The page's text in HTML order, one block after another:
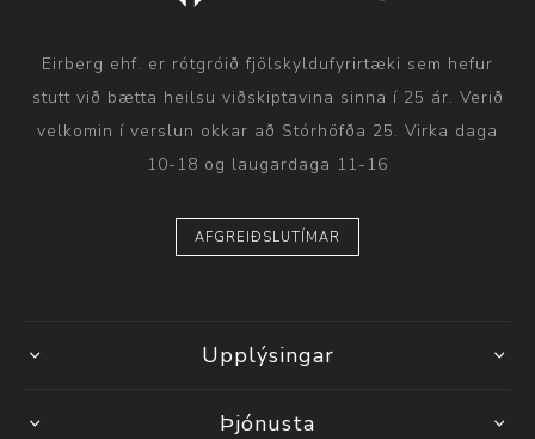
Eirberg ehf. er rótgróið fjölskyldufyrirtæki sem hefur
stutt við bætta heilsu viðskiptavina sinna í 25 ár. Verið
velkomin í verslun okkar að Stórhöfða 25. Virka daga
10-18 og laugardaga 11-16
AFGREIÐSLUTÍMAR
Upplýsingar
Þjónusta